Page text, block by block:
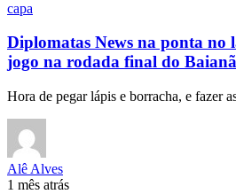
capa
Diplomatas News na ponta no
jogo na rodada final do
Hora de pegar lápis e borracha, e fazer
Alê Alves
1 mês atrás